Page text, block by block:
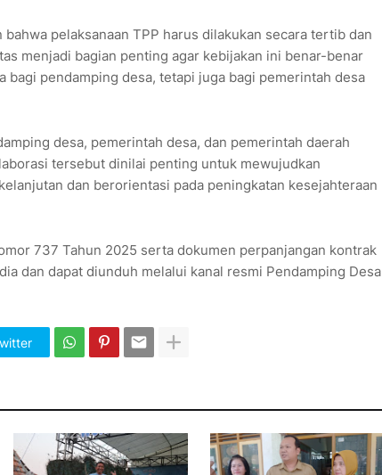
pelaksanaan TPP harus dilakukan secara tertib dan
menjadi bagian penting agar kebijakan ini benar-benar
bagi pendamping desa, tetapi juga bagi pemerintah desa
desa, pemerintah desa, dan pemerintah daerah
tersebut dinilai penting untuk mewujudkan
dan berorientasi pada peningkatan kesejahteraan
737 Tahun 2025 serta dokumen perpanjangan kontrak
dan dapat diunduh melalui kanal resmi Pendamping Desa